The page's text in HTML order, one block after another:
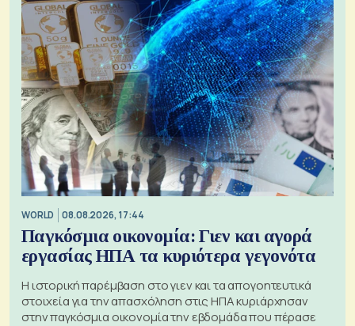
WORLD 08.08.2026, 17:44
Παγκόσμια οικονομία: Γιεν και αγορά
εργασίας ΗΠΑ τα κυριότερα γεγονότα
Η ιστορική παρέμβαση στο γιεν και τα απογοητευτικά
στοιχεία για την απασχόληση στις ΗΠΑ κυριάρχησαν
στην παγκόσμια οικονομία την εβδομάδα που πέρασε